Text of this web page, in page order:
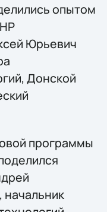
опытом
Юрьевич
Донской
программы